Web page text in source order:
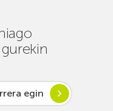
egin